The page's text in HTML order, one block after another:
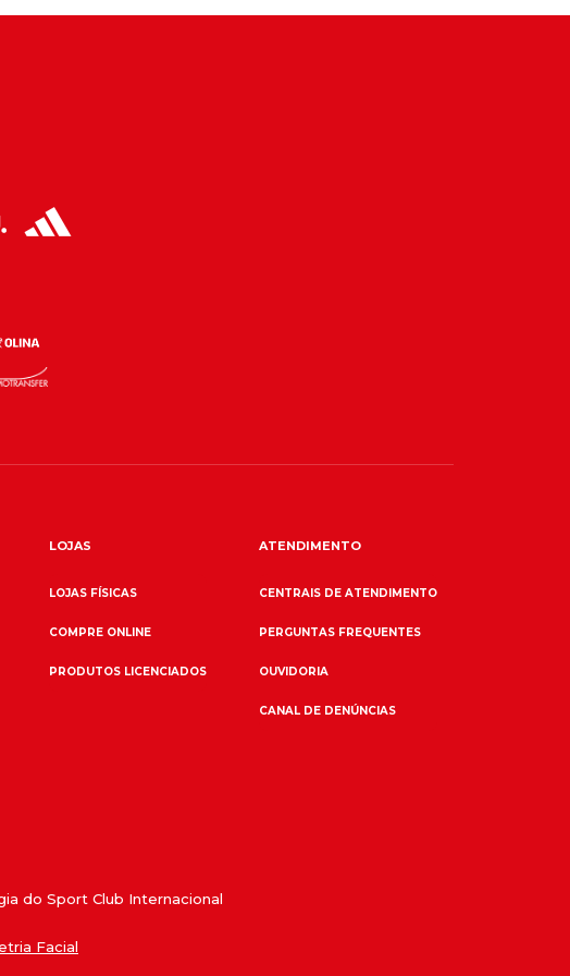
LOJAS
LOJAS FÍSICAS
COMPRE ONLINE
PRODUTOS LICENCIADOS
ATENDIMENTO
CENTRAIS DE ATENDIMENTO
PERGUNTAS FREQUENTES
OUVIDORIA
CANAL DE DENÚNCIAS
do Sport Club Internacional
Facial